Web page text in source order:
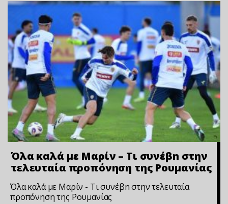
Όλα καλά με Μαρίν – Τι συνέβn στην
τελευταία προπόνηση της Ρουμανίας
Όλα καλά με Μαρίν - Τι συνέβn στην τελευταία
προπόνηση της Ρουμανίας